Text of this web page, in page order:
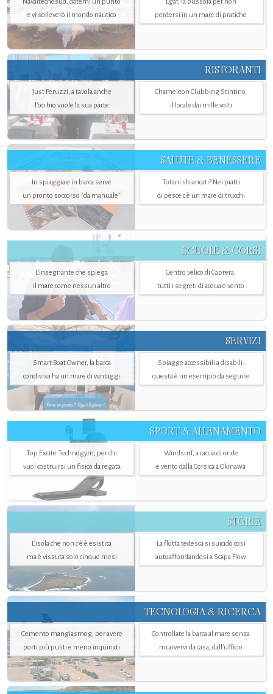
e vi solleverò il mondo nautico
perdersi in un mare di pratiche
RISTORANTI
Just Peruzzi, a tavola anche
l’occhio vuole la sua parte
Chameleon Clubbing Stintino,
il locale dai mille volti
SALUTE & BENESSERE
In spiaggia e in barca serve
un pronto soccorso "da manuale"
Totani sbiancati? Nei piatti
di pesce c'è un mare di trucchi
SCUOLE & CORSI
L'insegnante che spiega
il mare come nessun altro
Centro velico di Caprera,
tutti i segreti di acqua e vento
SERVIZI
Smart Boat Owner, la barca
condivisa ha un mare di vantaggi
Spiagge accessibili a disabili:
questa è un esempio da seguire
SPORT & ALLENAMENTO
Top Excite Technogym, per chi
vuol costruirsi un fisico da regata
Windsurf, a caccia di onde
e vento dalla Corsica a Okinawa
STORIE
L’isola che non c'è è esistita
ma è vissuta solo cinque mesi
La flotta tedesca si suicidò così
autoaffondandosi a Scapa Flow
TECNOLOGIA & RICERCA
Cemento mangiasmog, per avere
porti più puliti e meno inquinati
Controllate la barca al mare senza
muovervi da casa, dall’ufficio